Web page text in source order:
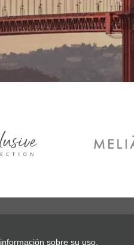
sobre su uso,